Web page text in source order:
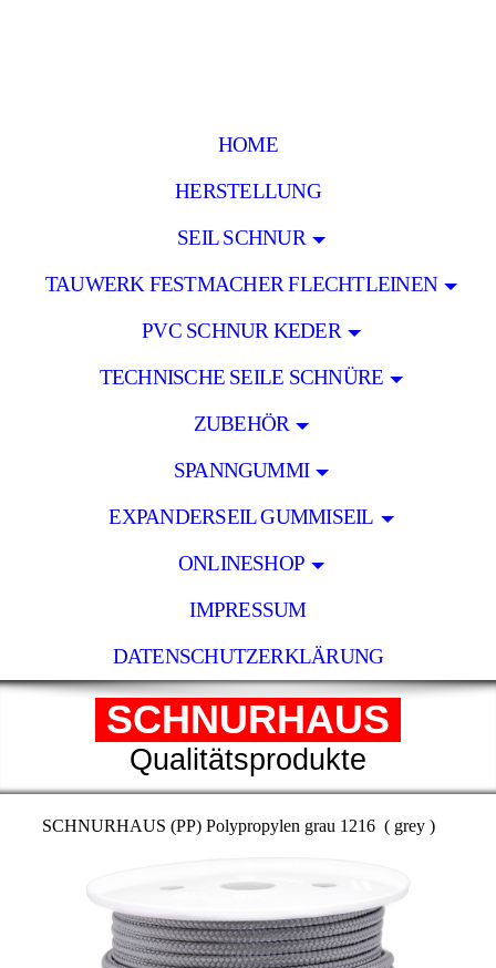
HOME
HERSTELLUNG
SEIL SCHNUR
TAUWERK FESTMACHER FLECHTLEINEN
PVC SCHNUR KEDER
TECHNISCHE SEILE SCHNÜRE
ZUBEHÖR
SPANNGUMMI
EXPANDERSEIL GUMMISEIL
ONLINESHOP
IMPRESSUM
DATENSCHUTZERKLÄRUNG
SCHNURHAUS
Qualitätsprodukte
SCHNURHAUS (PP) Polypropylen grau 1216 ( grey )